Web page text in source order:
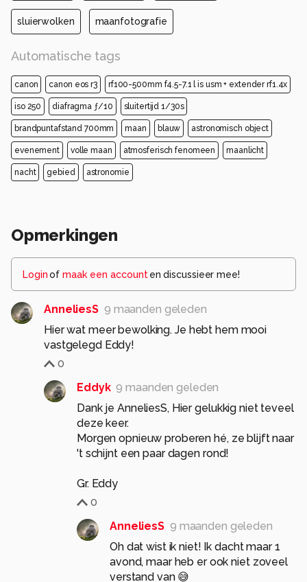
sluierwolken maanfotografie
Automatische tags
canon canon eos r3 rf100-500mm f4.5-7.1 l is usm + extender rf1.4x
iso 250 diafragma ƒ/10 sluitertijd 1/30s
brandpuntafstand 700mm maan blauw astronomisch object
evenement volle maan atmosferisch fenomeen maanlicht
nacht gebied astronomie
Opmerkingen
Loginof maak een account en discussieer mee!
AnneliesS 9 maanden geleden
Hier wat meer bewolking. Je hebt hem mooi
vastgelegd Eddy!
0
Eddyk 9 maanden geleden
Dank je AnneliesS, Hier gelukkig niet teveel
deze keer.
Morgen opnieuw proberen hé, ze blijft naar
't schijnt een paar dagen rond!
Gr. Eddy
0
AnneliesS 9 maanden geleden
Oh dat wist ik niet! Ik dacht maar 1
avond, maar heb er ook niet zoveel
verstand van 😅